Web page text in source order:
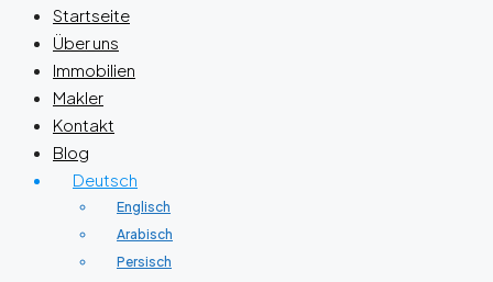
Startseite
Über uns
Immobilien
Makler
Kontakt
Blog
Deutsch
Englisch
Arabisch
Persisch